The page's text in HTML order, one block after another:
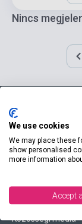
Nincs
Elérhetőségeink
Közösségi média
We use cookies
We may place these
show personalised
more information
Accept